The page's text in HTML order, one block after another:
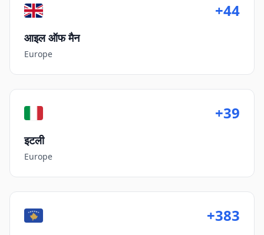
+44
आइल ऑफ मैन
Europe
+39
इटली
Europe
+383